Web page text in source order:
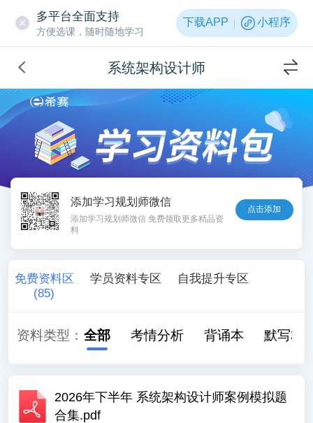
多平台全面支持
方便选课，随时随地学习
下载APP 小程序
系统架构设计师
添加学习规划师微信
添加学习规划师微信 免费领取更多精品资
料
点击添加
免费资料区
(85)
学员资料专区 自我提升专区
资料类型： 全部 考情分析 背诵本 默写本
2026年下半年 系统架构设计师案例模拟题
合集.pdf